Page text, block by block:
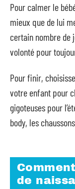
Pour calmer le
mieux que de lui
certain nombre de
volonté pour
Pour finir,
votre enfant pour
gigoteuses pour
body, les
de